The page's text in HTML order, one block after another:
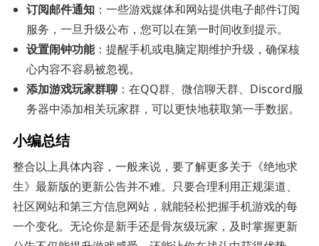
订阅邮件通知 ：一些游戏媒体和网站提供电子邮件订阅
服务，一旦升级公布，您可以在第一时间收到提示。
设置闹钟功能：提醒手机或电脑定期维护升级，确保核
心内容不容易被忽视。
添加游戏玩家群聊 ：在QQ群、微信聊天群、Discord服
务器中添加相关玩家群，可以更快地获取第一手数据。
小编总结
整合以上具体内容，一般来说，要了解更多关于《绝地求
生》最新版的更新公告并不难。只要合理利用正规渠道、
社区网站和第三方信息网站，就能轻松把握手机游戏的每
一个变化。无论你是新手还是骨灰级玩家，及时掌握更新